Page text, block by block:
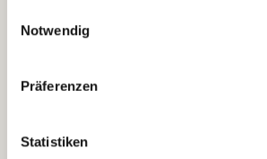
Wenn Sie auf „Cookies zulassen“
Sie der Speicherung sämtlicher
Ihre Einwilligung selbstverständlich
indem Sie die Cookie-Einstellungen
unsererDatenschutzerklärung
Notwendig
Präferenzen
Statistiken
Betreiber der Webseite
Kantstraße 45a
(Ein Tochterunternehmen des AWO
e.V.)